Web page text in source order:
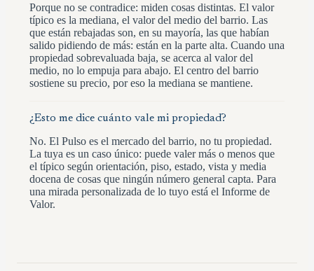
Porque no se contradice: miden cosas distintas. El valor
típico es la mediana, el valor del medio del barrio. Las
que están rebajadas son, en su mayoría, las que habían
salido pidiendo de más: están en la parte alta. Cuando una
propiedad sobrevaluada baja, se acerca al valor del
medio, no lo empuja para abajo. El centro del barrio
sostiene su precio, por eso la mediana se mantiene.
¿Esto me dice cuánto vale mi propiedad?
No. El Pulso es el mercado del barrio, no tu propiedad.
La tuya es un caso único: puede valer más o menos que
el típico según orientación, piso, estado, vista y media
docena de cosas que ningún número general capta. Para
una mirada personalizada de lo tuyo está el Informe de
Valor.